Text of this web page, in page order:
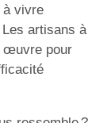
à vivre
artisans à
œuvre pour